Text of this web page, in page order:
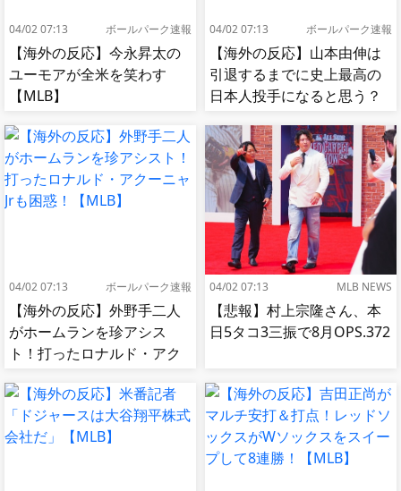
04/02 07:13 ボールパーク速報
【海外の反応】今永昇太の
ユーモアが全米を笑わす
【MLB】
04/02 07:13 ボールパーク速報
【海外の反応】山本由伸は
引退するまでに史上最高の
日本人投手になると思う？
04/02 07:13 ボールパーク速報
【海外の反応】外野手二人
がホームランを珍アシス
ト！打ったロナルド・アク
04/02 07:13 MLB NEWS
【悲報】村上宗隆さん、本
日5タコ3三振で8月OPS.372